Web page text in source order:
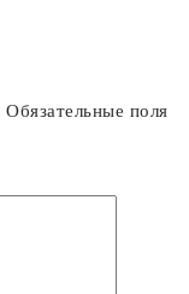
Обязательные поля